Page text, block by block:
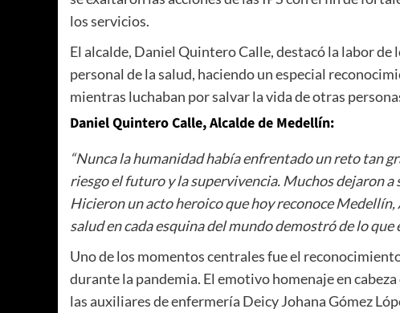
los servicios.
El alcalde, Daniel Quintero Calle, destacó la labor
personal de la salud, haciendo un especial
mientras luchaban por salvar la vida de otras
Daniel Quintero Calle, Alcalde de Medellín:
“Nunca la humanidad había enfrentado un reto tan
riesgo el futuro y la supervivencia. Muchos dejaron
Hicieron un acto heroico que hoy reconoce
salud en cada esquina del mundo demostró de lo que
Uno de los momentos centrales fue el
durante la pandemia. El emotivo homenaje en
las auxiliares de enfermería Deicy Johana Gómez